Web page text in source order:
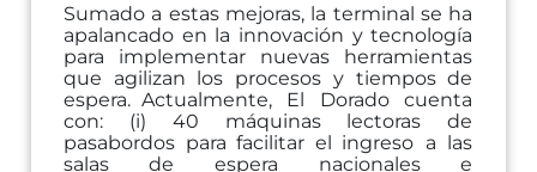
Sumado a estas mejoras, la terminal se ha
apalancado en la innovación y tecnología
para
implementar nuevas
herramientas
que
agilizan los procesos y tiempos de
espera. Actualmente, El Dorado cuenta
con: (i) 40 máquinas lectoras de
pasabordos para facilitar el ingreso a las
salas
de espera nacionales
e